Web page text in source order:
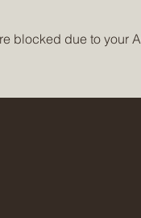
blocked due to your